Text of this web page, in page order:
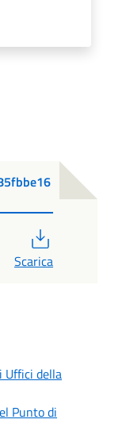
Scarica
Uffici della
Punto di